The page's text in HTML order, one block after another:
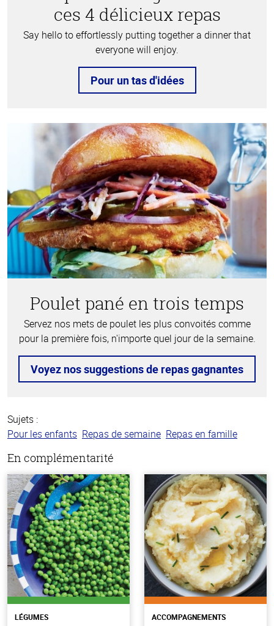
ces 4 délicieux repas
Say hello to effortlessly putting together a dinner that
everyone will enjoy.
Pour un tas d'idées
Poulet pané en trois temps
Servez nos mets de poulet les plus convoités comme
pour la première fois, n'importe quel jour de la semaine.
Voyez nos suggestions de repas gagnantes
Sujets :
Pour les enfants Repas de semaine Repas en famille
En complémentarité
LÉGUMES ACCOMPAGNEMENTS